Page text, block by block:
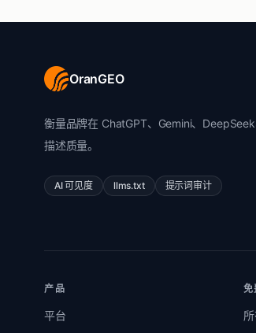
OranGEO
衡量品牌在 ChatGPT、Gemini、
描述质量。
AI 可见度 llms.txt 提示词审计
产品
平台
免